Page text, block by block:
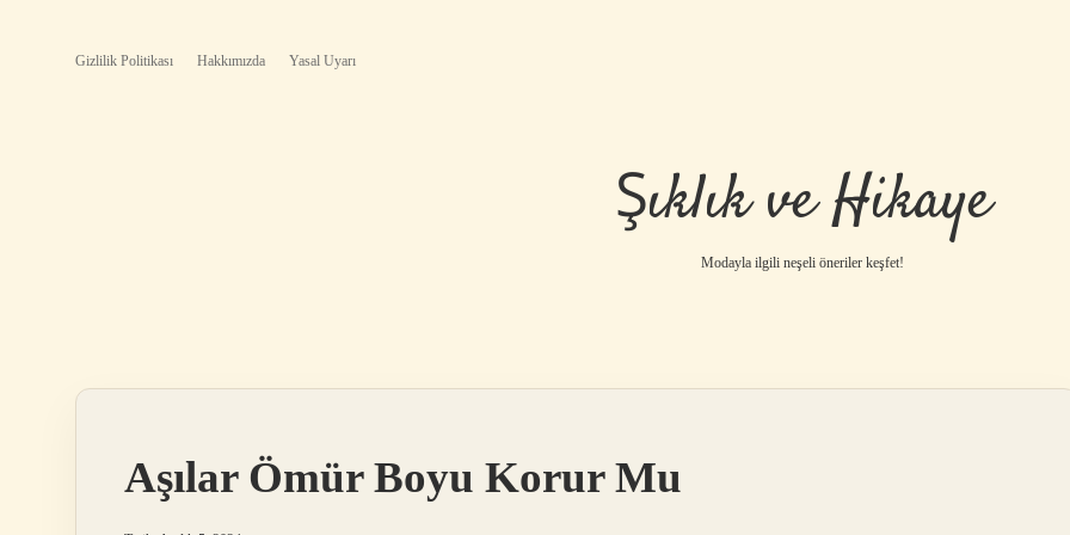
Gizlilik Politikası Hakkımızda Yasal Uyarı
Şıklık ve Hikaye
Modayla ilgili neşeli öneriler keşfet!
Aşılar Ömür Boyu Korur Mu